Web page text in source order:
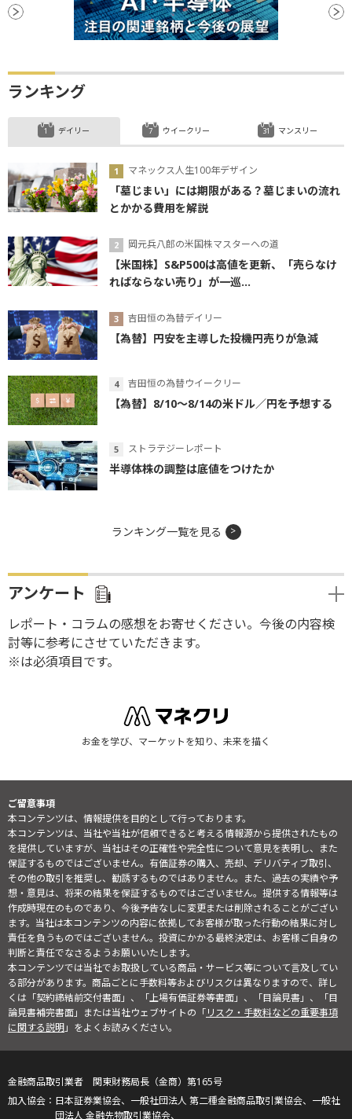
ランキング
デイリー
マネックス人生100年デザイン
「墓じまい」には期限がある？墓じまいの流れ
とかかる費用を解説
岡元兵八郎の米国株マスターへの道
【米国株】S&P500は高値を更新、「売らなけ
ればならない売り」が一巡...
吉田恒の為替デイリー
【為替】円安を主導した投機円売りが急減
吉田恒の為替ウイークリー
【為替】8/10～8/14の米ドル／円を予想する
ストラテジーレポート
半導体株の調整は底値をつけたか
ウイークリー マンスリー
ランキング一覧を見る
アンケート
レポート・コラムの感想をお寄せください。今後の内容検
討等に参考にさせていただきます。
※は必須項目です。
お金を学び、マーケットを知り、未来を描く
ご留意事項
本コンテンツは、情報提供を目的として行っております。
本コンテンツは、当社や当社が信頼できると考える情報源から提供されたもの
を提供していますが、当社はその正確性や完全性について意見を表明し、また
保証するものではございません。有価証券の購入、売却、デリバティブ取引、
その他の取引を推奨し、勧誘するものではありません。また、過去の実績や予
想・意見は、将来の結果を保証するものではございません。提供する情報等は
作成時現在のものであり、今後予告なしに変更または削除されることがござい
ます。当社は本コンテンツの内容に依拠してお客様が取った行動の結果に対し
責任を負うものではございません。投資にかかる最終決定は、お客様ご自身の
判断と責任でなさるようお願いいたします。
本コンテンツでは当社でお取扱している商品・サービス等について言及してい
る部分があります。商品ごとに手数料等およびリスクは異なりますので、詳し
くは「契約締結前交付書面」、「上場有価証券等書面」、「目論見書」、「目
論見書補完書面」または当社ウェブサイトの「リスク・手数料などの重要事項
に関する説明」をよくお読みください。
金融商品取引業者 関東財務局長（金商）第165号
日本証券業協会、一般社団法人 第二種金融商品取引業協会、一般社
団法人 金融先物取引業協会、